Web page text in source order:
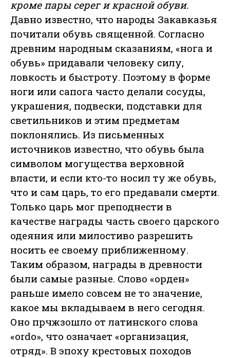
кроме пары серег и красной обуви.
Давно известно, что народы Закавказья
почитали обувь священной. Согласно
древним народным сказаниям, «нога и
обувь» придавали человеку силу,
ловкость и быстроту. Поэтому в форме
ноги или сапога часто делали сосуды,
украшения, подвески, подставки для
светильников и этим предметам
поклонялись. Из письменных
источников известно, что обувь была
символом могущества верховной
власти, и если кто-то носил ту же обувь,
что и сам царь, то его предавали смерти.
Только царь мог преподнести в
качестве награды часть своего царского
одеяния или милостиво разрешить
носить ее своему приближенному.
Таким образом, награды в древности
были самые разные. Слово «орден»
раньше имело совсем не то значение,
какое мы вкладываем в него сегодня.
Оно прчжзошло от латинского слова
«ordo», что означает «организация,
отряд». В эпоху крестовых походов